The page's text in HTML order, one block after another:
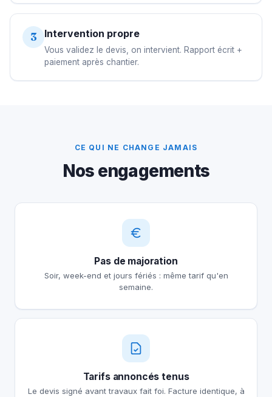
3 Intervention propre
Vous validez le devis, on intervient. Rapport écrit +
paiement après chantier.
CE QUI NE CHANGE JAMAIS
Nos engagements
Pas de majoration
Soir, week-end et jours fériés : même tarif qu'en
semaine.
Tarifs annoncés tenus
Le devis signé avant travaux fait foi. Facture identique, à